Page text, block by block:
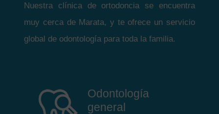
Nuestra clínica de ortodoncia se encuentra
muy cerca de Marata, y te ofrece un servicio
global de odontología para toda la familia.
Odontología
general